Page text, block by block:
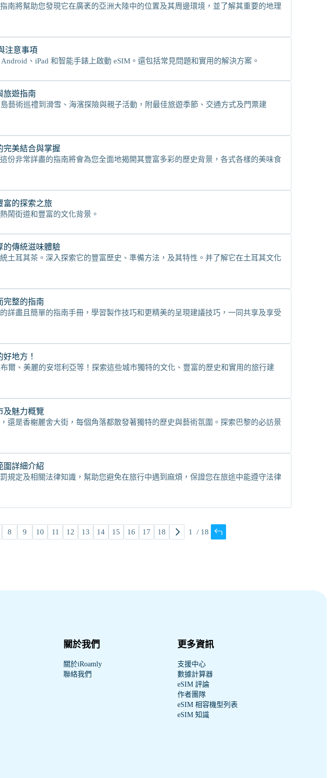
南將幫助您發現它在廣袤的亞洲大陸中的位置及其周邊環境，並了解其重要的地理
注意事項
、iPad 和智能手錶上啟動 eSIM。還包括常見問題和實用的解決方案。
旅遊指南
藝術巡禮到滑雪、海濱探險與親子活動，附最佳旅遊季節、交通方式及門票建
完美結合與掌握
份非常詳盡的指南將會為您全面地揭開其豐富多彩的歷史背景，各式各樣的美味食
富的探索之旅
鬧街道和豐富的文化背景。
的傳統滋味體驗
土耳其茶。深入探索它的豐富歷史、準備方法，及其特性。并了解它在土耳其文化
完整的指南
詳盡且簡單的指南手冊，學習製作技巧和更精美的呈現建議技巧，一同共享及享受
地方！
爾、美麗的安塔利亞等！探索這些城市獨特的文化、豐富的歷史和實用的旅行建
及魅力概覽
還是香榭麗舍大街，每個角落都散發著獨特的歷史與藝術氛圍。探索巴黎的必訪景
圍詳細介紹
規定及相關法律知識，幫助您避免在旅行中遇到麻煩，保證您在旅途中能遵守法律
8 9 10 11 12 13 14 15 16 17 18 / 18
關於我們
關於iRoamly
聯絡我們
更多資訊
支援中心
數據計算器
eSIM 評論
作者團隊
eSIM 相容機型列表
eSIM 知識